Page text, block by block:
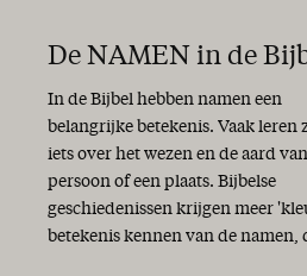
Bijzonder jaar
“Ik ben de Eerste en de Laatste...”
Zomertijd
Houvast en perspectief!
Linksom of rechtsom
Zekerheid
God is getrouw!
De NAMEN in de
In de Bijbel hebben namen een
belangrijke betekenis. Vaak leren
iets over het wezen en de aard
persoon of een plaats. Bijbelse
geschiedenissen krijgen meer
betekenis kennen van de namen,